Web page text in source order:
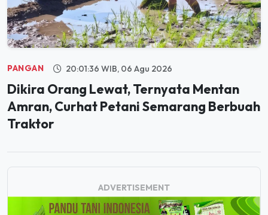
PANGAN 20:01:36 WIB, 06 Agu 2026
Dikira Orang Lewat, Ternyata Mentan
Amran, Curhat Petani Semarang Berbuah
Traktor
ADVERTISEMENT